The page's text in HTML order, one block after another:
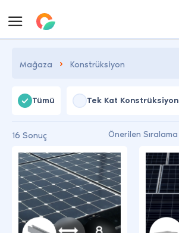
Mağaza Konstrüksiyon
Tümü Tek Kat Konstrüksiyon
16 Sonuç